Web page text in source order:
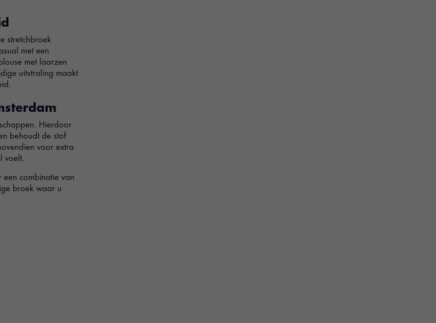
stretchbroek
met een
met laarzen
uitstraling maakt
Hierdoor
behoudt de stof
voor extra
voelt.
een combinatie van
broek waar u